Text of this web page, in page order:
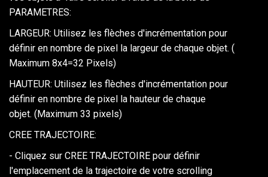
PARAMETRES:
LARGEUR: Utilisez les flèches d'incrémentation pour
définir en nombre de pixel la largeur de chaque objet. (
Maximum 8x4=32 Pixels)
HAUTEUR: Utilisez les flèches d'incrémentation pour
définir en nombre de pixel la hauteur de chaque
objet. (Maximum 33 pixels)
CREE TRAJECTOIRE:
- Cliquez sur CREE TRAJECTOIRE pour définir
l'emplacement de la trajectoire de votre scrolling